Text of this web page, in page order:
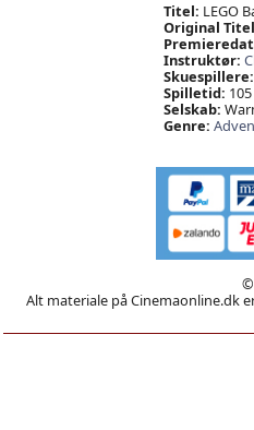
Titel: LEGO
Original
Instruktør:
Skuespillere:
Spilletid:
Selskab:
Genre:
©
Alt materiale på Cinemaonline.dk